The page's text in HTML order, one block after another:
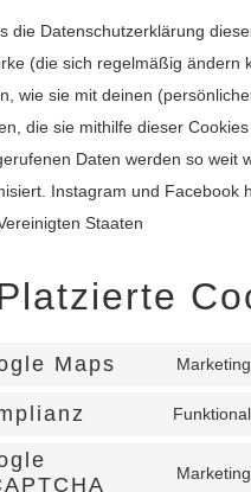
die Datenschutzerklärung
(die sich regelmäßig ändern
wie sie mit deinen
die sie mithilfe dieser Cookies
Daten werden so weit
Instagram und Facebook
Staaten
Maps Marketing
Funktional
Marketing